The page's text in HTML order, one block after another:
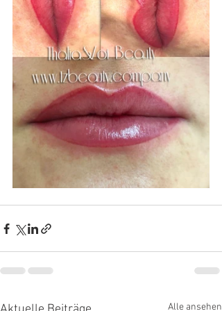
Alle ansehen